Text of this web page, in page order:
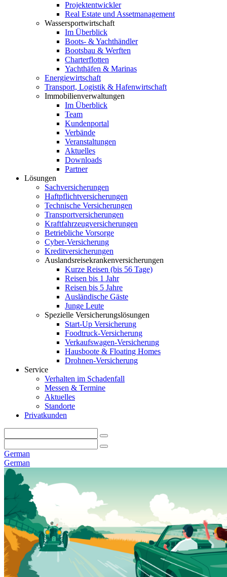
Projektentwickler
Real Estate und Assetmanagement
Wassersportwirtschaft
Im Überblick
Boots- & Yachthändler
Bootsbau & Werften
Charterflotten
Yachthäfen & Marinas
Energiewirtschaft
Transport, Logistik & Hafenwirtschaft
Immobilienverwaltungen
Im Überblick
Team
Kundenportal
Verbände
Veranstaltungen
Aktuelles
Downloads
Partner
Lösungen
Sachversicherungen
Haftpflichtversicherungen
Technische Versicherungen
Transportversicherungen
Kraftfahrzeugversicherungen
Betriebliche Vorsorge
Cyber-Versicherung
Kreditversicherungen
Auslandsreisekrankenversicherungen
Kurze Reisen (bis 56 Tage)
Reisen bis 1 Jahr
Reisen bis 5 Jahre
Ausländische Gäste
Junge Leute
Spezielle Versicherungslösungen
Start-Up Versicherung
Foodtruck-Versicherung
Verkaufswagen-Versicherung
Hausboote & Floating Homes
Drohnen-Versicherung
Service
Verhalten im Schadenfall
Messen & Termine
Aktuelles
Standorte
Privatkunden
German
German